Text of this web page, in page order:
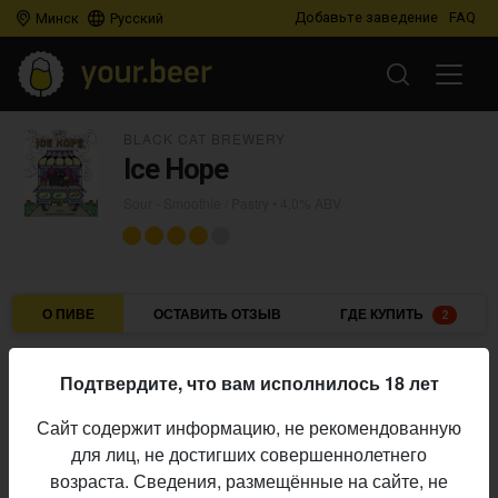
Минск Русский Добавьте заведение FAQ
Ice Hope
О ПИВЕ ОСТАВИТЬ ОТЗЫВ ГДЕ КУПИТЬ 2
Пивоварня:
Black Cat Brewery
Алкоголь:
4,0%
Начало
выпуска:
23.07.2025
Подтвердите, что вам исполнилось 18 лет
Сайт содержит информацию, не рекомендованную
для лиц, не достигших совершеннолетнего
возраста. Сведения, размещённые на сайте, не